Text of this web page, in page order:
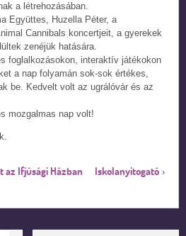
a létrehozásában.
Együttes, Huzella Péter, a
Cannibals koncertjeit, a gyerekek
zenéjük hatására.
foglalkozásokon, interaktív játékokon
a nap folyamán sok-sok értékes,
be. Kedvelt volt az ugrálóvár és az
mozgalmas nap volt!
az Ifjúsági Házban Iskolanyitogató ›